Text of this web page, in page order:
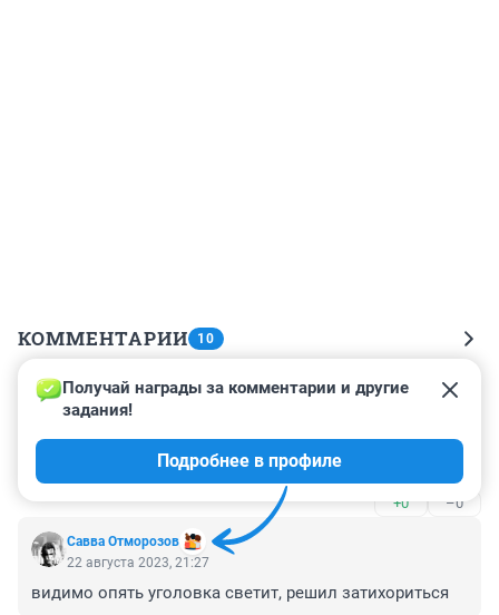
КОММЕНТАРИИ 10
Гость
23 августа 2023, 08:47
Так почему он отправился на СВО? Так и не
+0 –0
Савва Отморозов
Получай награды за комментарии и другие
задания!
Подробнее в профиле
22 августа 2023, 21:27
видимо опять уголовка светит, решил затихориться